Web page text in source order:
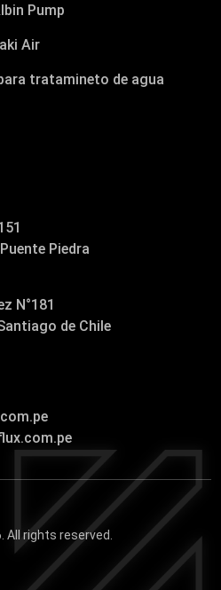
Pump
Air
tratamineto de agua
Piedra
N°181
de Chile
All rights reserved.